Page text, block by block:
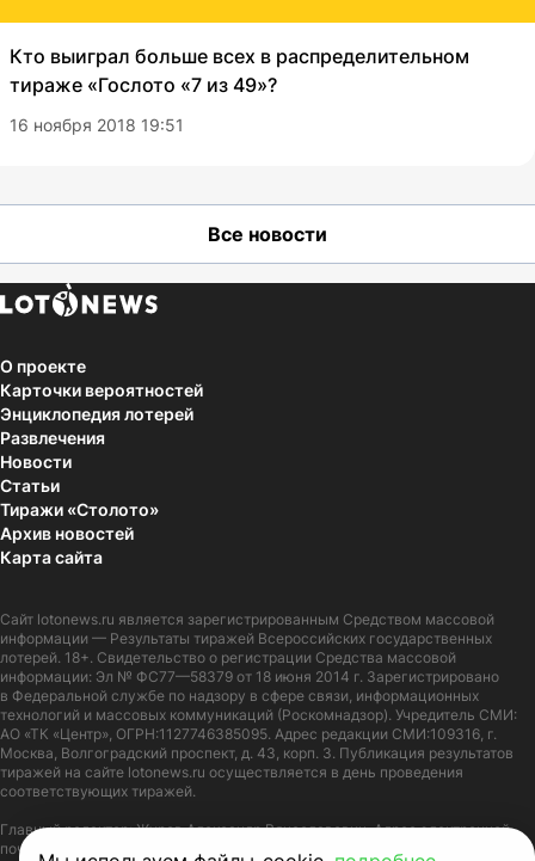
Кто выиграл больше всех в распределительном
тираже «Гослото «7 из 49»?
16 ноября 2018 19:51
Все новости
О проекте
Карточки вероятностей
Энциклопедия лотерей
Развлечения
Новости
Статьи
Тиражи «Столото»
Архив новостей
Карта сайта
Сайт lotonews.ru является зарегистрированным Средством массовой
информации — Результаты тиражей Всероссийских государственных
лотерей. 18+. Свидетельство о регистрации Средства массовой
информации: Эл № ФС77—58379 от 18 июня 2014 г. Зарегистрировано
в Федеральной службе по надзору в сфере связи, информационных
технологий и массовых коммуникаций (Роскомнадзор). Учредитель СМИ:
АО «ТК «Центр», ОГРН:1127746385095. Адрес редакции СМИ:109316, г.
Москва, Волгоградский проспект, д. 43, корп. 3. Публикация результатов
тиражей на сайте lotonews.ru осуществляется в день проведения
соответствующих тиражей.
Главный редактор: Журов Александр Вячеславович. Адрес электронной
почты: